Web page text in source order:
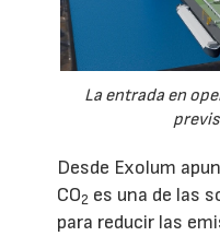
La entrada en
Desde Exolum
CO2 es una de las
para reducir las